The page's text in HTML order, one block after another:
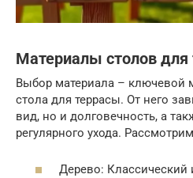
Материалы столов для
Выбор материала – ключевой
стола для террасы. От него
вид, но и долговечность, а
регулярного ухода.
Дерево: Классический